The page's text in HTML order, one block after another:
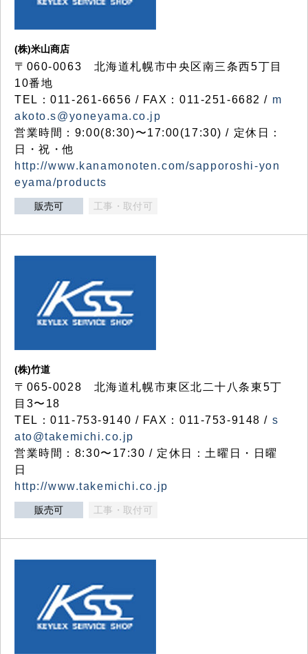
(株)米山商店
〒060-0063 北海道札幌市中央区南三条西5丁目
10番地
TEL：011-261-6656 / FAX：011-251-6682 / m
akoto.s@yoneyama.co.jp
営業時間：9:00(8:30)〜17:00(17:30) / 定休日：
日・祝・他
http://www.kanamonoten.com/sapporoshi-yon
eyama/products
販売可 工事・取付可
(株)竹道
〒065-0028 北海道札幌市東区北二十八条東5丁
目3〜18
TEL：011-753-9140 / FAX：011-753-9148 / s
ato@takemichi.co.jp
営業時間：8:30〜17:30 / 定休日：土曜日・日曜
日
http://www.takemichi.co.jp
販売可 工事・取付可